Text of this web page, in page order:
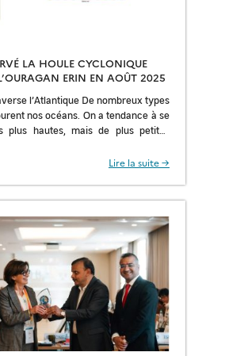
LA HOULE CYCLONIQUE
ERIN EN AOÛT 2025
l’Atlantique De nombreux types
nos océans. On a tendance à se
plus hautes, mais de plus petites
Lire la suite →